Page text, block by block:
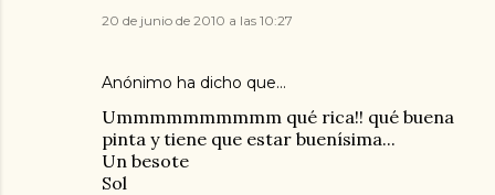
20 de junio de 2010 a las 10:27
Anónimo ha dicho que…
Ummmmmmmmmm qué rica!! qué buena
pinta y tiene que estar buenísima...
Un besote
Sol